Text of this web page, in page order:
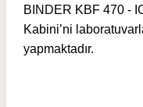
BINDER KBF 470 -
Kabini’ni
yapmaktadır.